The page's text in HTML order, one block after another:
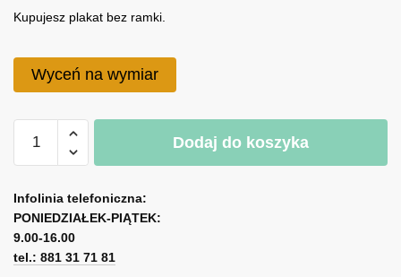
Kupujesz plakat bez ramki.
Wyceń na wymiar
Reprodukcja
stylowa
dama
z
koniem
Dodaj do koszyka
l
t
e
r
Infolinia telefoniczna:
PONIEDZIAŁEK-PIĄTEK:
9.00-16.00
tel.: 881 31 71 81